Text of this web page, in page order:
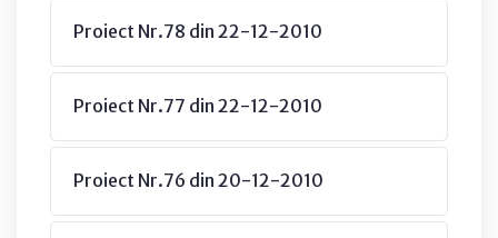
Proiect Nr.78 din 22-12-2010
Proiect Nr.77 din 22-12-2010
Proiect Nr.76 din 20-12-2010